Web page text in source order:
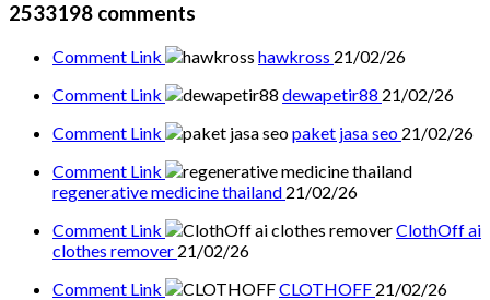
2533198 comments
Comment Link hawkross 21/02/26
Comment Link
dewapetir88 21/02/26
Comment Link
paket jasa seo 21/02/26
Comment Link
regenerative medicine thailand 21/02/26
Comment Link
ClothOff ai
clothes remover 21/02/26
Comment Link
CLOTHOFF 21/02/26